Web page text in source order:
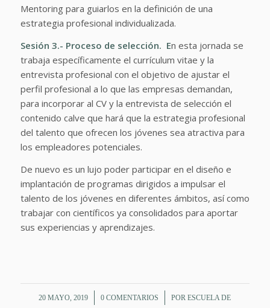
Mentoring para guiarlos en la definición de una
estrategia profesional individualizada.
Sesión 3.- Proceso de selección. En esta jornada se
trabaja específicamente el currículum vitae y la
entrevista profesional con el objetivo de ajustar el
perfil profesional a lo que las empresas demandan,
para incorporar al CV y la entrevista de selección el
contenido calve que hará que la estrategia profesional
del talento que ofrecen los jóvenes sea atractiva para
los empleadores potenciales.
De nuevo es un lujo poder participar en el diseño e
implantación de programas dirigidos a impulsar el
talento de los jóvenes en diferentes ámbitos, así como
trabajar con científicos ya consolidados para aportar
sus experiencias y aprendizajes.
20 MAYO, 2019
/ 0 COMENTARIOS
/ PORESCUELA DE